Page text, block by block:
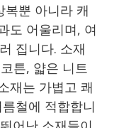
복뿐 아니라 캐
도 어울리며, 여
집니다. 소재
튼, 얇은 니트
재는 가볍고 쾌
철에 적합합니